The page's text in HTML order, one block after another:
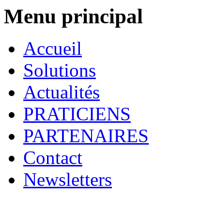
Menu principal
Accueil
Solutions
Actualités
PRATICIENS
PARTENAIRES
Contact
Newsletters